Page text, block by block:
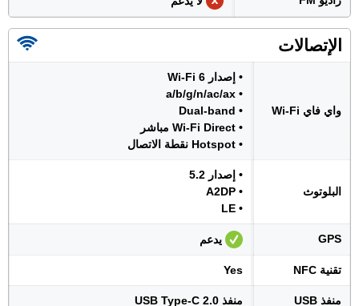
الإتصالات
واي فاي Wi-Fi
• إصدار Wi-Fi 6
• a/b/g/n/ac/ax
• Dual-band
• Wi-Fi Direct مباشر
• Hotspot نقطة الاتصال
البلوتوث
• إصدار 5.2
• A2DP
• LE
GPS يدعم
تقنية NFC Yes
منفذ USB منفذ USB Type-C 2.0